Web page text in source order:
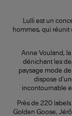
Lulli est un
hommes, qui
Anne Vouland,
dénichant les
paysage mode
dispose
incontournable
Près de 220
Golden Goose,